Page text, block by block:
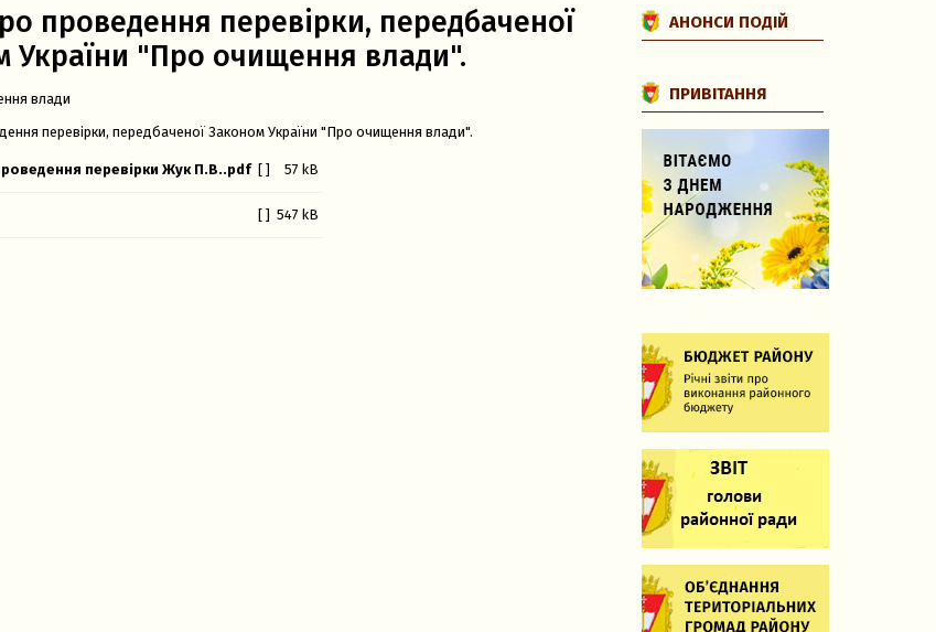
проведення перевірки, передбаченої
України "Про очищення влади".
влади
перевірки, передбаченої Законом України "Про очищення влади".
перевірки Жук П.В..pdf [ ] 57 kB
[ ] 547 kB
АНОНСИ ПОДІЙ
ПРИВІТАННЯ